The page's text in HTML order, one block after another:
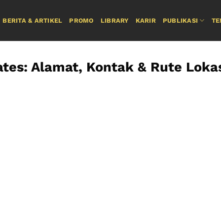
BERITA & ARTIKEL PROMO LIBRARY KARIR PUBLIKASI
Alamat, Kontak & Rute